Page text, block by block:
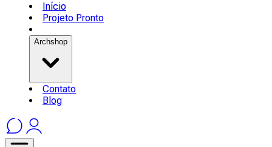
Início
Projeto Pronto
Archshop
Contato
Blog